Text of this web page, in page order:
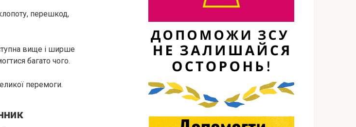
перешкод,
вище і ширше
багато чого.
перемоги.